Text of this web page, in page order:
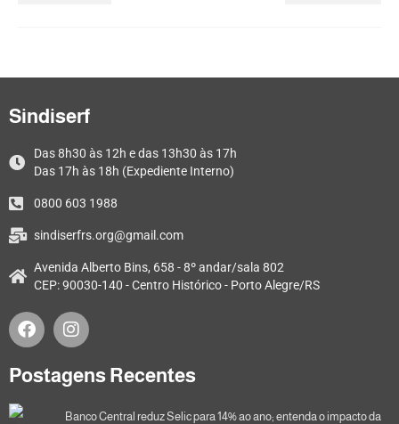
Sindiserf
Das 8h30 às 12h e das 13h30 às 17h
Das 17h às 18h (Expediente Interno)
0800 603 1988
sindiserfrs.org@gmail.com
Avenida Alberto Bins, 658 - 8º andar/sala 802
CEP: 90030-140 - Centro Histórico - Porto Alegre/RS
Postagens Recentes
Banco Central reduz Selic para 14% ao ano; entenda o impacto da